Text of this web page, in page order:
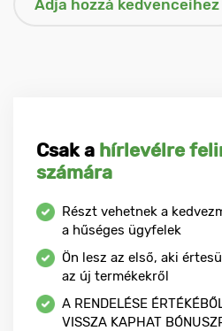
Csak a hírlevélre
számára
Részt vehetnek a
a hűséges ügyfelek
Ön lesz az első, aki
az új termékekről
A RENDELÉSE
VISSZA KAPHAT